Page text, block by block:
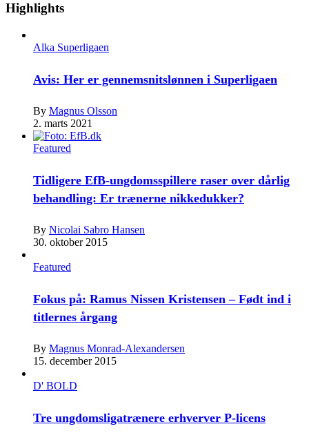
Highlights
Alka Superligaen
Avis: Her er gennemsnitslønnen i Superligaen
By Magnus Olsson
2. marts 2021
Featured
Tidligere EfB-ungdomsspillere raser over dårlig
behandling: Er trænerne nikkedukker?
By Nicolai Sabro Hansen
30. oktober 2015
Featured
Fokus på: Ramus Nissen Kristensen – Født ind i
titlernes årgang
By Magnus Monrad-Alexandersen
15. december 2015
D' BOLD
Tre ungdomsligatrænere erhverver P-licens